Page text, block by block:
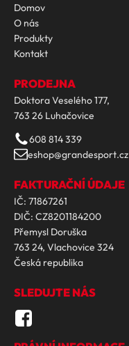
Domov
O nás
Produkty
Kontakt
PRODEJNA
Doktora Veselého 177,
763 26 Luhačovice
608 814 339
eshop@grandesport.cz
FAKTURAČNÍ ÚDAJE
IČ: 71867261
DIČ: CZ8201184200
Přemysl Doruška
763 24, Vlachovice 324
Česká republika
SLEDUJTE NÁS